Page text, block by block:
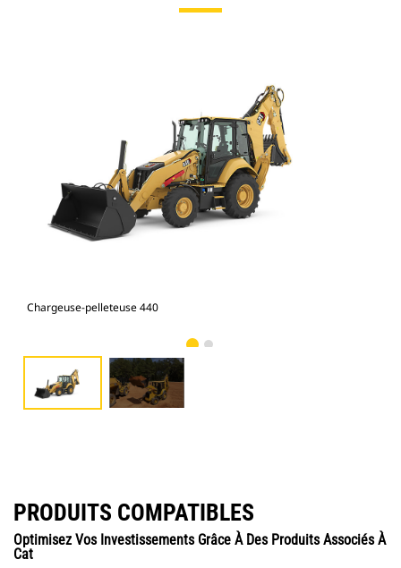
Chargeuse-pelleteuse 440
PRODUITS COMPATIBLES
Optimisez Vos Investissements Grâce À Des Produits Associés À
Cat